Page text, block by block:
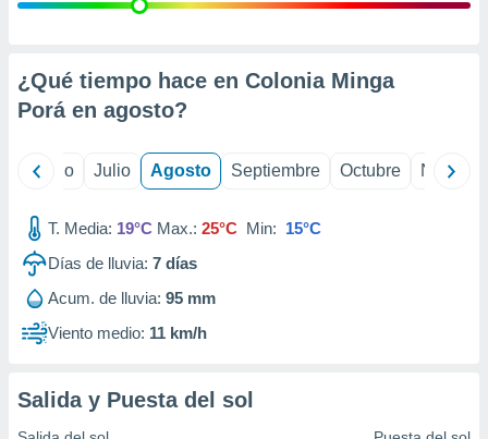
e
mediante
publicidad
de
1199
¿Qué tiempo hace en Colonia Minga
Porá en agosto?
Junio Julio Agosto Septiembre Octubre
T. Media: 19°C Max.: 25°C Min: 15°C
Días de lluvia: 7 días
Acum. de lluvia: 95 mm
Viento medio: 11 km/h
Salida y Puesta del sol